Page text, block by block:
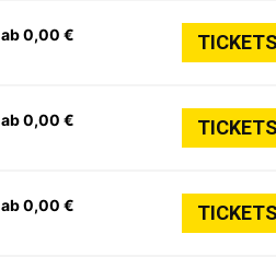
ab 0,00 € TICKETS
ab 0,00 € TICKETS
ab 0,00 € TICKETS